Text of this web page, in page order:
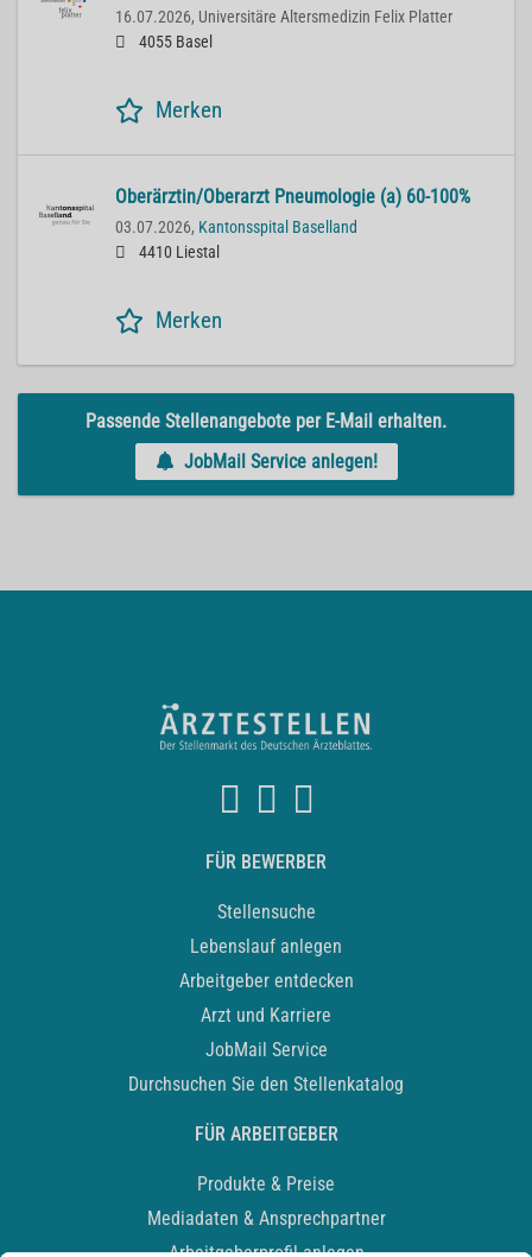
16.07.2026, Universitäre Altersmedizin Felix Platter
4055 Basel
Merken
Oberärztin/Oberarzt Pneumologie (a) 60-100%
03.07.2026, Kantonsspital Baselland
4410 Liestal
Merken
Passende Stellenangebote per E-Mail erhalten.
JobMail Service anlegen!
FÜR BEWERBER
Stellensuche
Lebenslauf anlegen
Arbeitgeber entdecken
Arzt und Karriere
JobMail Service
Durchsuchen Sie den Stellenkatalog
FÜR ARBEITGEBER
Produkte & Preise
Mediadaten & Ansprechpartner